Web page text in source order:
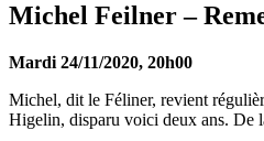
Michel Feilner –
Mardi 24/11/2020, 20h00
Michel, dit le Féliner, revient
Higelin, disparu voici deux ans. De